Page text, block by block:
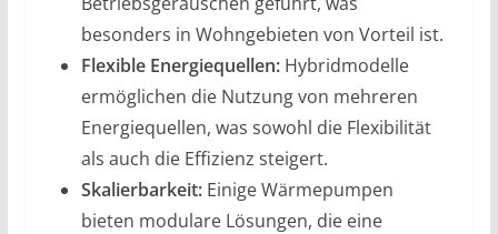
besonders in Wohngebieten von Vorteil ist.
Flexible Energiequellen:Hybridmodelle
ermöglichen die Nutzung von mehreren
Energiequellen, was sowohl die Flexibilität
als auch die Effizienz steigert.
Skalierbarkeit:Einige Wärmepumpen
bieten modulare Lösungen, die eine